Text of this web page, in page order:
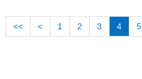
<< < 1 2 3 4 5